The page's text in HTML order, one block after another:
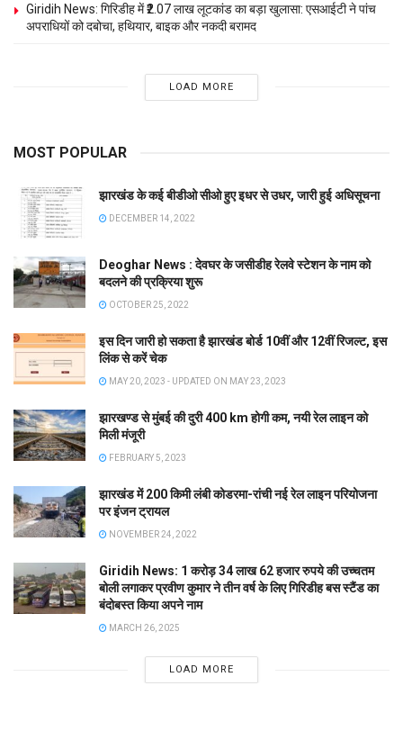
Giridih News: गिरिडीह में ₹2.07 लाख लूटकांड का बड़ा खुलासा: एसआईटी ने पांच
अपराधियों को दबोचा, हथियार, बाइक और नकदी बरामद
LOAD MORE
MOST POPULAR
झारखंड के कई बीडीओ सीओ हुए इधर से उधर, जारी हुई अधिसूचना
DECEMBER 14, 2022
Deoghar News : देवघर के जसीडीह रेलवे स्टेशन के नाम को
बदलने की प्रक्रिया शुरू
OCTOBER 25, 2022
इस दिन जारी हो सकता है झारखंड बोर्ड 10वीं और 12वीं रिजल्ट, इस
लिंक से करें चेक
MAY 20, 2023 - UPDATED ON MAY 23, 2023
झारखण्ड से मुंबई की दुरी 400 km होगी कम, नयी रेल लाइन को
मिली मंजूरी
FEBRUARY 5, 2023
झारखंड में 200 किमी लंबी कोडरमा-रांची नई रेल लाइन परियोजना
पर इंजन ट्रायल
NOVEMBER 24, 2022
Giridih News: 1 करोड़ 34 लाख 62 हजार रुपये की उच्चतम
बोली लगाकर प्रवीण कुमार ने तीन वर्ष के लिए गिरिडीह बस स्टैंड का
बंदोबस्त किया अपने नाम
MARCH 26, 2025
LOAD MORE